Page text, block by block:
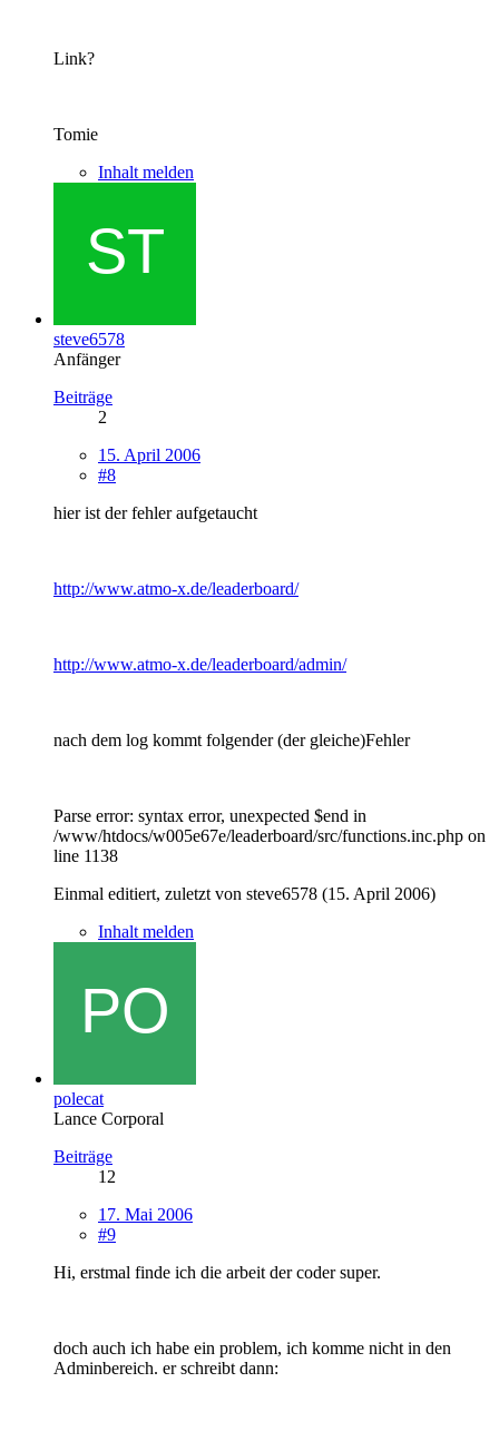
Link?
Tomie
Inhalt melden
steve6578
Anfänger
Beiträge
2
15. April 2006
#8
hier ist der fehler aufgetaucht
http://www.atmo-x.de/leaderboard/
http://www.atmo-x.de/leaderboard/admin/
nach dem log kommt folgender (der gleiche)Fehler
Parse error: syntax error, unexpected $end in
/www/htdocs/w005e67e/leaderboard/src/functions.inc.php on
line 1138
Einmal editiert, zuletzt von steve6578 (15. April 2006)
Inhalt melden
polecat
Lance Corporal
Beiträge
12
17. Mai 2006
#9
Hi, erstmal finde ich die arbeit der coder super.
doch auch ich habe ein problem, ich komme nicht in den
Adminbereich. er schreibt dann: